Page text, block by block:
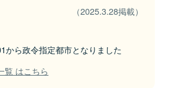
（2025.3.28掲載）
から政令指定都市となりました
覧 はこちら